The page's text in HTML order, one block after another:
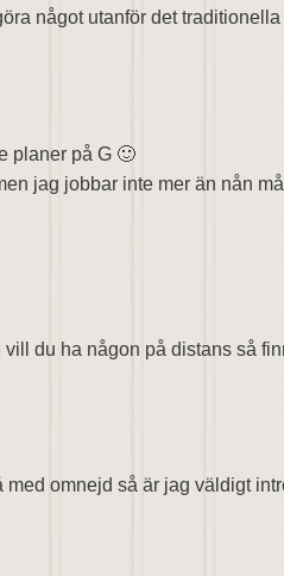
något utanför det
planer på G 🙂
jag jobbar inte mer än nån
du ha någon på distans så
med omnejd så är jag väldigt